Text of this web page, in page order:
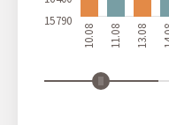
15790
10.08 11.08 13.08